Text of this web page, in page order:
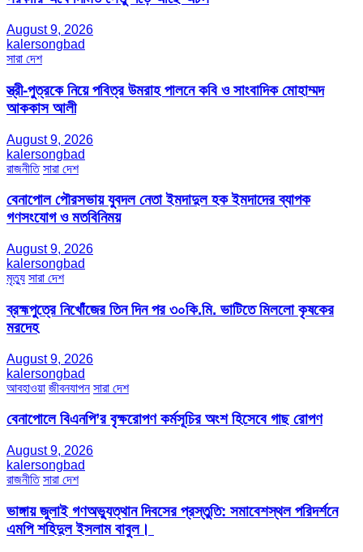
August 9, 2026
kalersongbad
সারা দেশ
স্ত্রী-পুত্রকে নিয়ে পবিত্র উমরাহ পালনে কবি ও সাংবাদিক মোহাম্মদ
আককাস আলী
August 9, 2026
kalersongbad
রাজনীতি সারা দেশ
বেনাপোল পৌরসভায় যুবদল নেতা ইমদাদুল হক ইমদাদের ব্যাপক
গণসংযোগ ও মতবিনিময়
August 9, 2026
kalersongbad
মৃত্যু সারা দেশ
ব্রহ্মপুত্রে নিখোঁজের তিন দিন পর ৩০কি.মি. ভাটিতে মিললো কৃষকের
মরদেহ
August 9, 2026
kalersongbad
আবহাওয়া জীবনযাপন সারা দেশ
বেনাপোলে বিএনপি’র বৃক্ষরোপণ কর্মসূচির অংশ হিসেবে গাছ রোপণ
August 9, 2026
kalersongbad
রাজনীতি সারা দেশ
ভাঙ্গায় জুলাই গণঅভ্যুত্থান দিবসের প্রস্তুতি: সমাবেশস্থল পরিদর্শনে
এমপি শহিদুল ইসলাম বাবুল। ​